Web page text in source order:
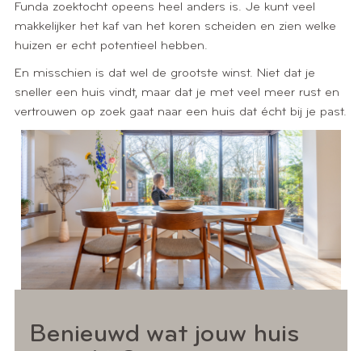
Funda zoektocht opeens heel anders is. Je kunt veel
makkelijker het kaf van het koren scheiden en zien welke
huizen er echt potentieel hebben.
En misschien is dat wel de grootste winst. Niet dat je
sneller een huis vindt, maar dat je met veel meer rust en
vertrouwen op zoek gaat naar een huis dat écht bij je past.
Benieuwd wat jouw huis